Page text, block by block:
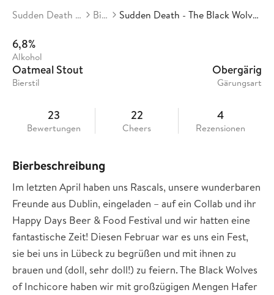
Sudden Death Brewing Biere Sudden Death - The Black Wolves of Inchicore
6,8%
Alkohol
Oatmeal Stout
Bierstil
Obergärig
Gärungsart
23
Bewertungen
22
Cheers
4
Rezensionen
Bierbeschreibung
Im letzten April haben uns Rascals, unsere wunderbaren
Freunde aus Dublin, eingeladen – auf ein Collab und ihr
Happy Days Beer & Food Festival und wir hatten eine
fantastische Zeit! Diesen Februar war es uns ein Fest,
sie bei uns in Lübeck zu begrüßen und mit ihnen zu
brauen und (doll, sehr doll!) zu feiern. The Black Wolves
of Inchicore haben wir mit großzügigen Mengen Hafer